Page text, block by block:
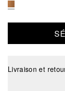
Livraison et